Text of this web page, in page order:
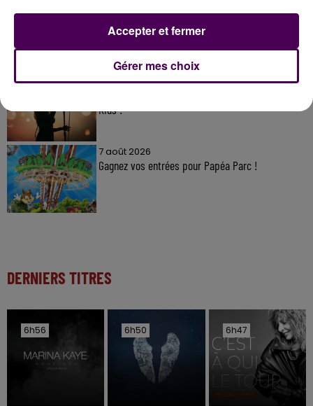
7 août 2026
Gagnez vos pass pour le V and B Fest' 2026 !
11 juillet 2026
Kids !
7 août 2026
Gagnez vos entrées pour Papéa Parc !
DERNIERS TITRES
6h56
6h56 6h50
6h50 6h47
6h47
Gérer mes choix
Accepter et fermer